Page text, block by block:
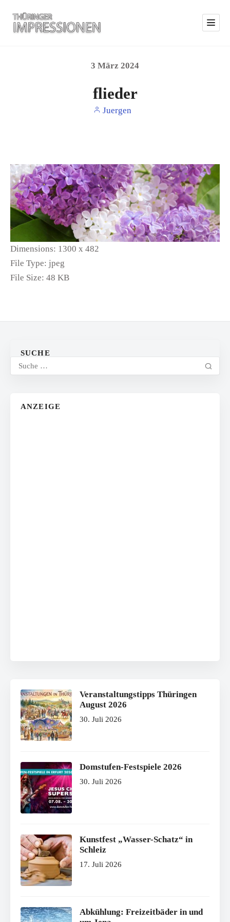
3 März 2024
flieder
Juergen
Dimensions: 1300 x 482
File Type: jpeg
File Size: 48 KB
SUCHE
ANZEIGE
Veranstaltungstipps Thüringen
August 2026
30. Juli 2026
Domstufen-Festspiele 2026
30. Juli 2026
Kunstfest „Wasser-Schatz“ in
Schleiz
17. Juli 2026
Abkühlung: Freizeitbäder in und